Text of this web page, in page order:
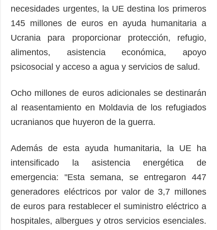
necesidades urgentes, la UE destina los primeros
145 millones de euros en ayuda humanitaria a
Ucrania para proporcionar protección, refugio,
alimentos, asistencia económica, apoyo
psicosocial y acceso a agua y servicios de salud.
Ocho millones de euros adicionales se destinarán
al reasentamiento en Moldavia de los refugiados
ucranianos que huyeron de la guerra.
Además de esta ayuda humanitaria, la UE ha
intensificado la asistencia energética de
emergencia: "Esta semana, se entregaron 447
generadores eléctricos por valor de 3,7 millones
de euros para restablecer el suministro eléctrico a
hospitales, albergues y otros servicios esenciales.